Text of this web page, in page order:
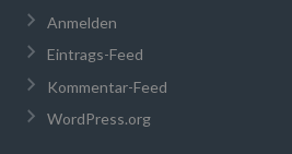
Anmelden
Eintrags-Feed
Kommentar-Feed
WordPress.org